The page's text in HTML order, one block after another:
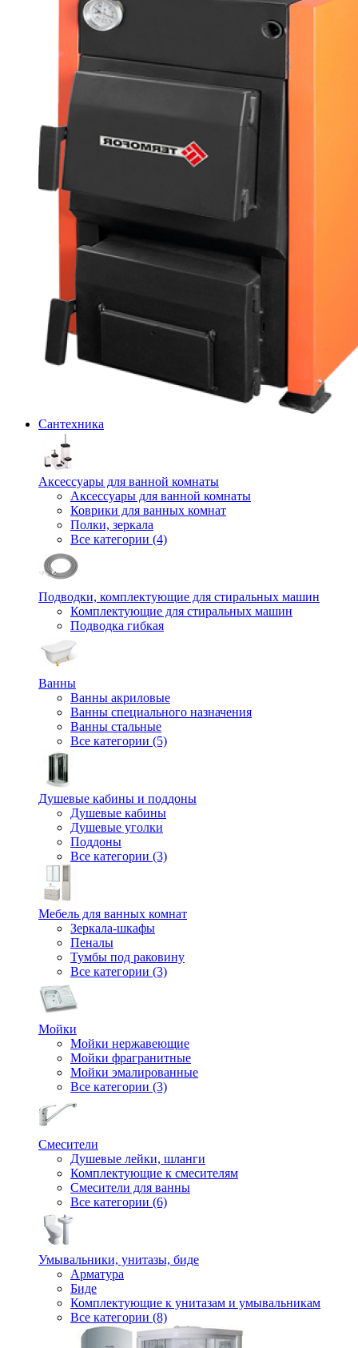
Сантехника
Аксессуары для ванной комнаты
Аксессуары для ванной комнаты
Коврики для ванных комнат
Полки, зеркала
Все категории (4)
Подводки, комплектующие для стиральных машин
Комплектующие для стиральных машин
Подводка гибкая
Ванны
Ванны акриловые
Ванны специального назначения
Ванны стальные
Все категории (5)
Душевые кабины и поддоны
Душевые кабины
Душевые уголки
Поддоны
Все категории (3)
Мебель для ванных комнат
Зеркала-шкафы
Пеналы
Тумбы под раковину
Все категории (3)
Мойки
Мойки нержавеющие
Мойки фрагранитные
Мойки эмалированные
Все категории (3)
Смесители
Душевые лейки, шланги
Комплектующие к смесителям
Смесители для ванны
Все категории (6)
Умывальники, унитазы, биде
Арматура
Биде
Комплектующие к унитазам и умывальникам
Все категории (8)